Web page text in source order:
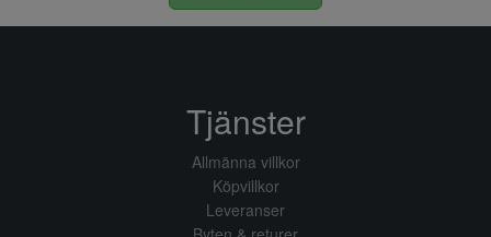
Tjänster
Allmänna villkor
Köpvillkor
Leveranser